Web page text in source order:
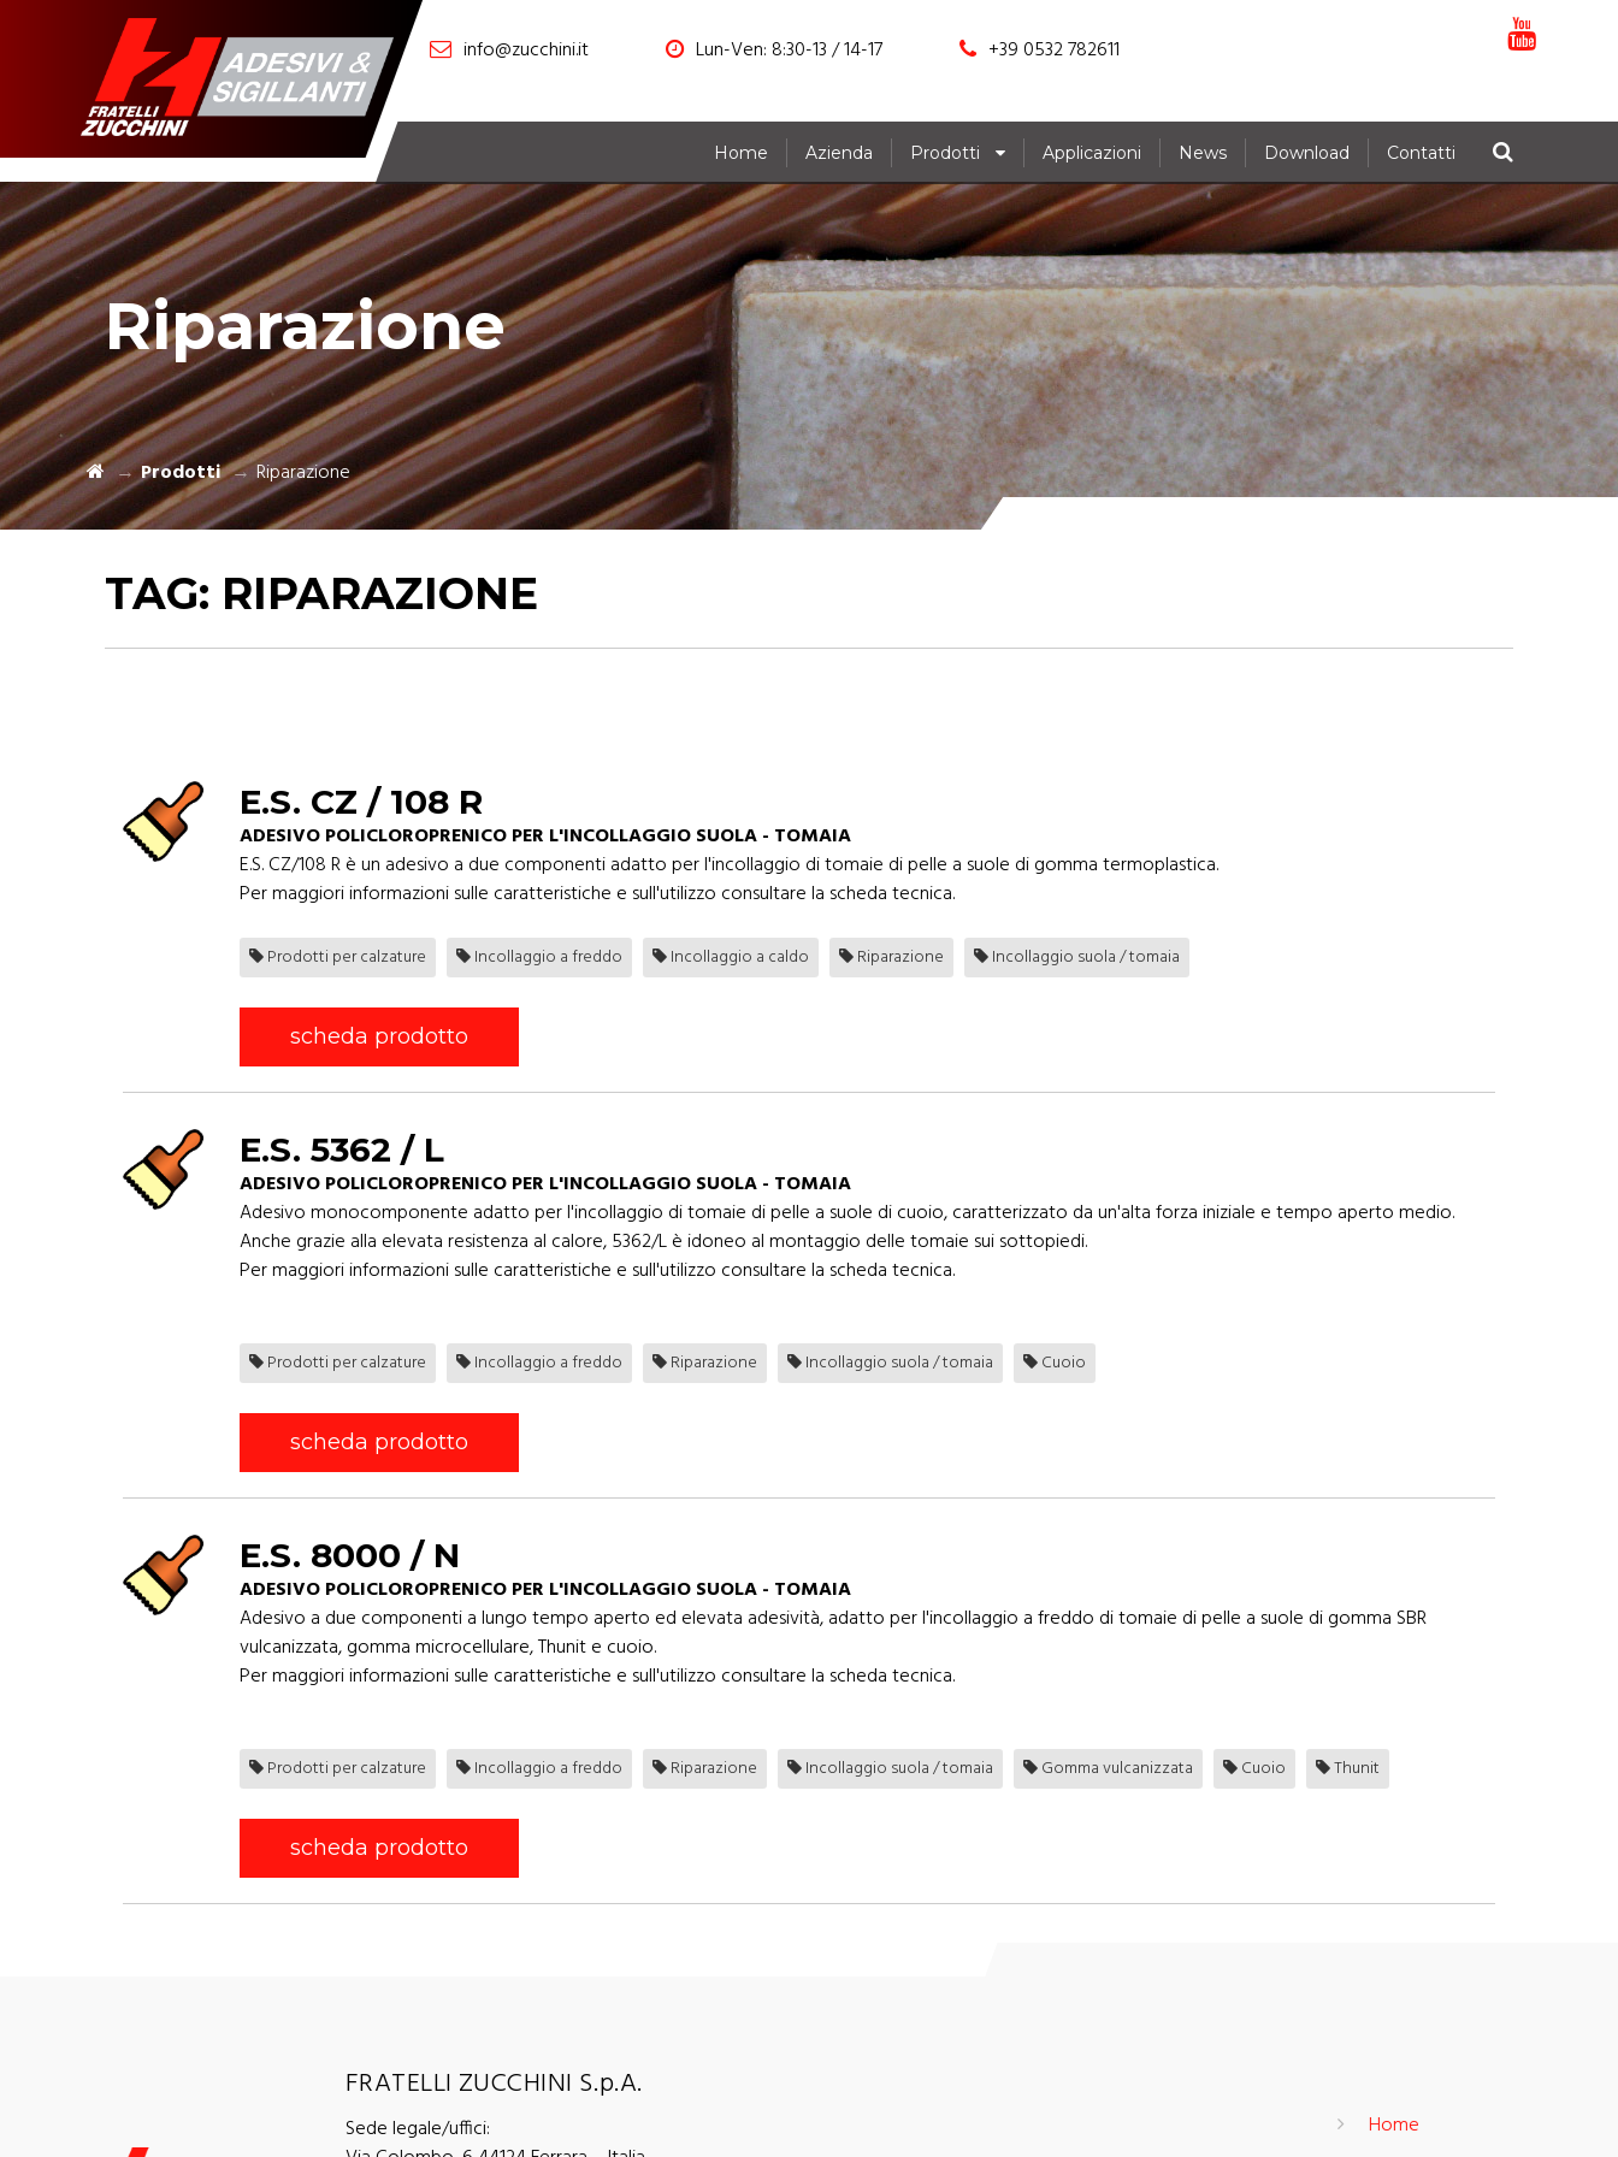
info@zucchini.it Lun-Ven: 8:30-13 / 14-17 +39 0532 782611
Home Azienda Prodotti Applicazioni News Download Contatti
Riparazione
Prodotti Riparazione
TAG: RIPARAZIONE
E.S. CZ / 108 R
ADESIVO POLICLOROPRENICO PER L'INCOLLAGGIO SUOLA - TOMAIA
E.S. CZ/108 R è un adesivo a due componenti adatto per l'incollaggio di tomaie di pelle a suole di gomma termoplastica.
Per maggiori informazioni sulle caratteristiche e sull'utilizzo consultare la scheda tecnica.
Prodotti per calzature Incollaggio a freddo Incollaggio a caldo Riparazione Incollaggio suola / tomaia
scheda prodotto
E.S. 5362 / L
ADESIVO POLICLOROPRENICO PER L'INCOLLAGGIO SUOLA - TOMAIA
Adesivo monocomponente adatto per l'incollaggio di tomaie di pelle a suole di cuoio, caratterizzato da un'alta forza iniziale e tempo aperto medio.
Anche grazie alla elevata resistenza al calore, 5362/L è idoneo al montaggio delle tomaie sui sottopiedi.
Per maggiori informazioni sulle caratteristiche e sull'utilizzo consultare la scheda tecnica.
Prodotti per calzature Incollaggio a freddo Riparazione Incollaggio suola / tomaia Cuoio
scheda prodotto
E.S. 8000 / N
ADESIVO POLICLOROPRENICO PER L'INCOLLAGGIO SUOLA - TOMAIA
Adesivo a due componenti a lungo tempo aperto ed elevata adesività, adatto per l'incollaggio a freddo di tomaie di pelle a suole di gomma SBR
vulcanizzata, gomma microcellulare, Thunit e cuoio.
Per maggiori informazioni sulle caratteristiche e sull'utilizzo consultare la scheda tecnica.
Prodotti per calzature Incollaggio a freddo Riparazione Incollaggio suola / tomaia Gomma vulcanizzata Cuoio Thunit
scheda prodotto
Home
FRATELLI ZUCCHINI S.p.A.
Sede legale/uffici: